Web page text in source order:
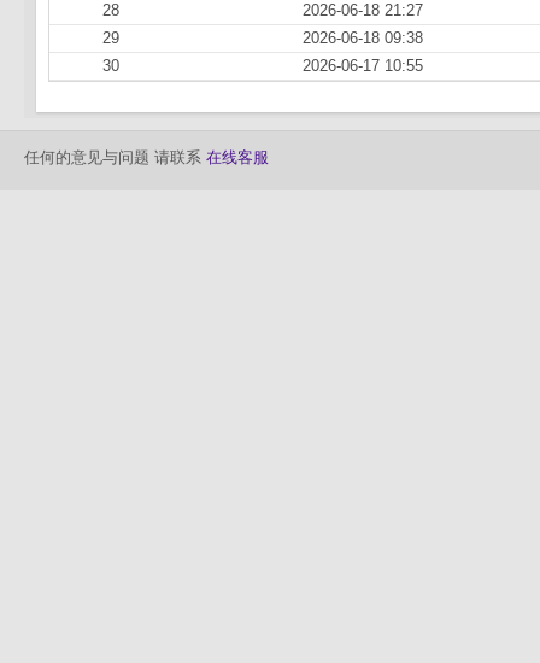
28
2026-06-18 21:27
29
2026-06-18 09:38
30
2026-06-17 10:55
任何的意见与问题 请联系 在线客服